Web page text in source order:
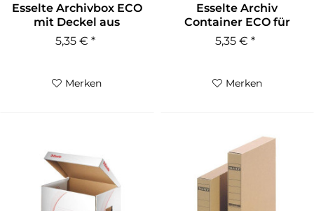
Esselte Archivbox ECO
mit Deckel aus
Karton,...
5,35 € *
Merken
Esselte Archiv
Container ECO für
Ordner naturbraun
5,35 € *
Merken